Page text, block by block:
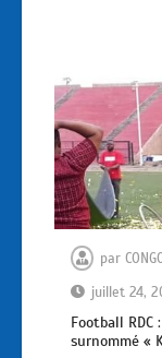
par
juillet 24,
Football
surnommé «